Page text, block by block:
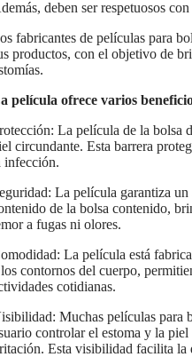
deben ser respetuosos
fabricantes de películas para
productos, con el objetivo de
película ofrece varios
La película de la bolsa
circundante. Esta barrera
infección.
La película garantiza
de la bolsa contenido,
a fugas ni olores.
La película está
contornos del cuerpo,
cotidianas.
Muchas películas para
controlar el estoma y la
Esta visibilidad facilita la